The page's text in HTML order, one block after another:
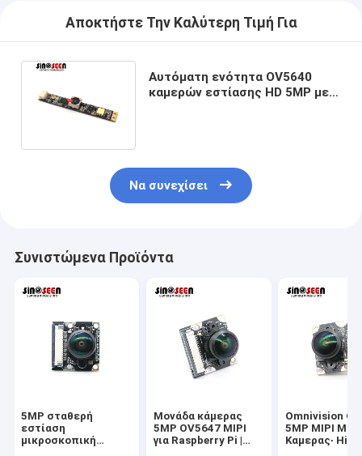
Αποκτήστε Την Καλύτερη Τιμή Για
Αυτόματη ενότητα OV5640
καμερών εστίασης HD 5MP με
Να συνεχίσει
Συνιστώμενα Προϊόντα
5MP σταθερή
εστίαση
μικροσκοπική
Μονάδα κάμερας
5MP OV5647 MIPI
για Raspberry Pi |
Omnivision
5MP MIPI
Καμερας∙